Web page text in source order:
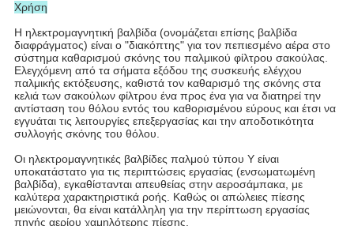
Χρήση
Η ηλεκτρομαγνητική βαλβίδα (ονομάζεται επίσης βαλβίδα
διαφράγματος) είναι ο "διακόπτης" για τον πεπιεσμένο αέρα στο
σύστημα καθαρισμού σκόνης του παλμικού φίλτρου σακούλας.
Ελεγχόμενη από τα σήματα εξόδου της συσκευής ελέγχου
παλμικής εκτόξευσης, καθιστά τον καθαρισμό της σκόνης στα
κελιά των σακούλων φίλτρου ένα προς ένα για να διατηρεί την
αντίσταση του θόλου εντός του καθορισμένου εύρους και έτσι να
εγγυάται τις λειτουργίες επεξεργασίας και την αποδοτικότητα
συλλογής σκόνης του θόλου.
Οι ηλεκτρομαγνητικές βαλβίδες παλμού τύπου Υ είναι
υποκατάστατο για τις περιπτώσεις εργασίας (ενσωματωμένη
βαλβίδα), εγκαθίστανται απευθείας στην αεροσάμπακα, με
καλύτερα χαρακτηριστικά ροής. Καθώς οι απώλειες πίεσης
μειώνονται, θα είναι κατάλληλη για την περίπτωση εργασίας
πηγής αερίου χαμηλότερης πίεσης.